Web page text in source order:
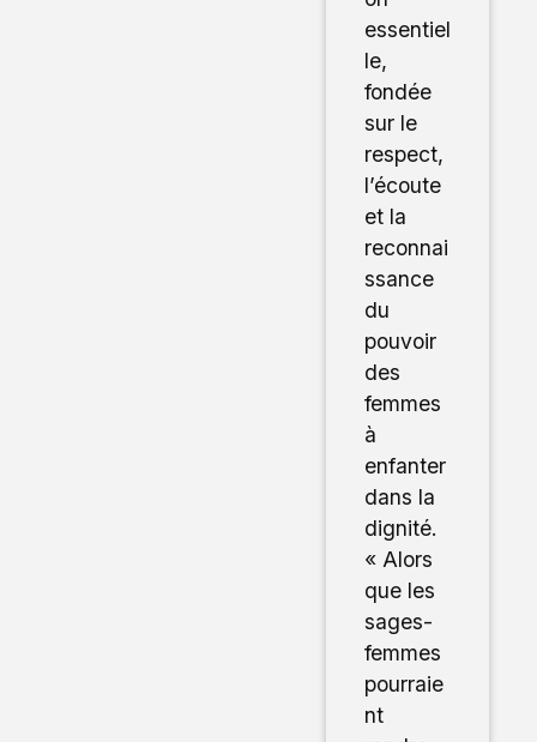
essentiel
le,
fondée
sur le
respect,
l’écoute
et la
reconnai
ssance
du
pouvoir
des
femmes
à
enfanter
dans la
dignité.
« Alors
que les
sages-
femmes
pourraie
nt